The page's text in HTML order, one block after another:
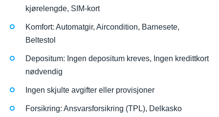
kjørelengde, SIM-kort
Komfort: Automatgir, Aircondition, Barnesete,
Beltestol
Depositum: Ingen depositum kreves, Ingen kredittkort
nødvendig
Ingen skjulte avgifter eller provisjoner
Forsikring: Ansvarsforsikring (TPL), Delkasko